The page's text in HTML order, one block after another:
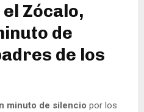
Zócalo,
de
de los
minuto de silencio por los